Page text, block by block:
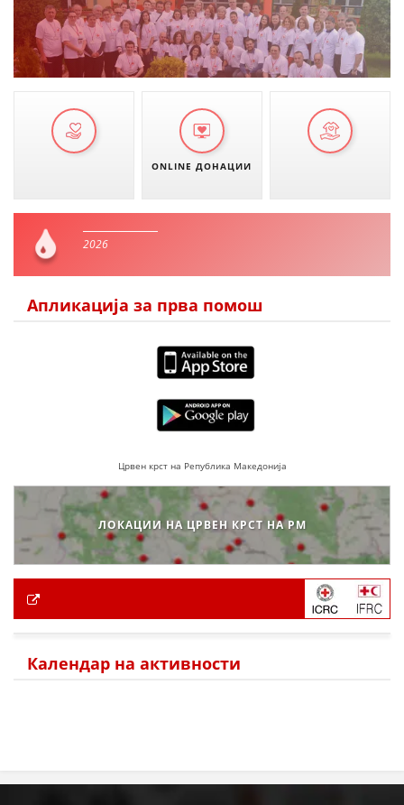
ONLINE ДОНАЦИИ
2026
Апликација за прва помош
Црвен крст на Република Македонија
ЛОКАЦИИ НА ЦРВЕН КРСТ НА РМ
Календар на активности